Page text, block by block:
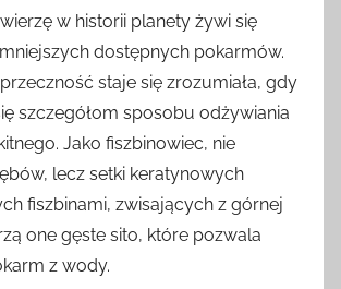
w historii planety żywi się
dostępnych pokarmów.
staje się zrozumiała, gdy
szczegółom sposobu odżywiania
Jako fiszbinowiec, nie
lecz setki keratynowych
fiszbinami, zwisających z górnej
one gęste sito, które pozwala
z wody.